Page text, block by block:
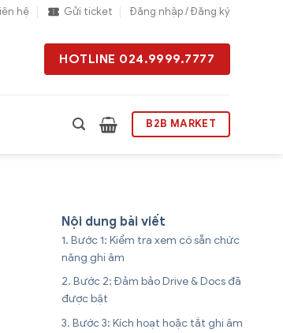
hệ Gửi ticket Đăng nhập / Đăng ký
HOTLINE 024.9999.7777
B2B MARKET
Nội dung bài viết
Bước 1: Kiểm tra xem có sẵn chức
năng ghi âm
Bước 2: Đảm bảo Drive & Docs đã
được bật
Bước 3: Kích hoạt hoặc tắt ghi âm